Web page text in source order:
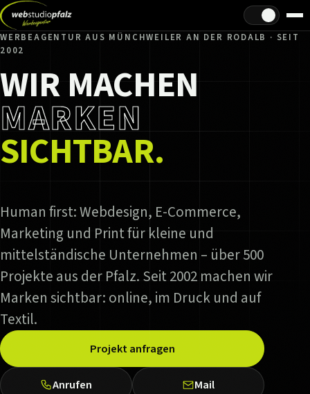
Hell/Dunkel
WERBEAGENTUR AUS MÜNCHWEILER AN DER RODALB · SEIT
2002
WIR MACHEN
MARKEN
SICHTBAR.
Human first: Webdesign, E-Commerce,
Marketing und Print für kleine und
mittelständische Unternehmen – über 500
Projekte aus der Pfalz. Seit 2002 machen wir
Marken sichtbar: online, im Druck und auf
Textil.
Projekt anfragen
Anrufen Mail